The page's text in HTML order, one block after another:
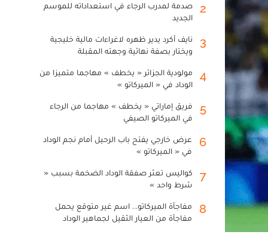
2
صدمة لمدرب الرجاء في استعداداته للموسم
الجديد
3
نايف أكرد يدير ظهره لاغراءات مالية خليجية
ويختار بصفة نهائية وجهته المقبلة
4
مولودية الجزائر « يخطف » مهاجما متميزا من
الوداد في « الميركاتو »
5
فريق إماراتي « يخطف » مهاجما من الرجاء
في الميركاتو الصيفي
6
عرض خارجي يفتح باب الرحيل أمام نجم الوداد
في « الميركاتو »
7
كواليس تعثر صفقة الوداد الضخمة بسبب «
شرط واحد »
8
مفاجأة الميركاتو... اسم غير متوقع يحمل
مفاجأة من العيار الثقيل لجماهير الوداد